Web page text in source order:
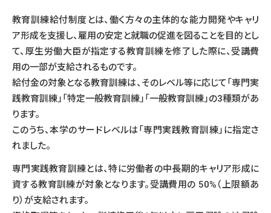
教育訓練給付制度とは、働く方々の主体的な能力開発やキャリ
ア形成を支援し、雇用の安定と就職の促進を図ることを目的とし
て、厚生労働大臣が指定する教育訓練を修了した際に、受講費
用の一部が支給されるものです。
給付金の対象となる教育訓練は、そのレベル等に応じて「専門実
践教育訓練」「特定一般教育訓練」「一般教育訓練」の3種類があ
ります。
このうち、本学のサードレベルは「専門実践教育訓練」に指定さ
れました。
専門実践教育訓練とは、特に労働者の中長期的キャリア形成に
資する教育訓練が対象となります。受講費用の 50%（上限額あ
り）が支給されます。